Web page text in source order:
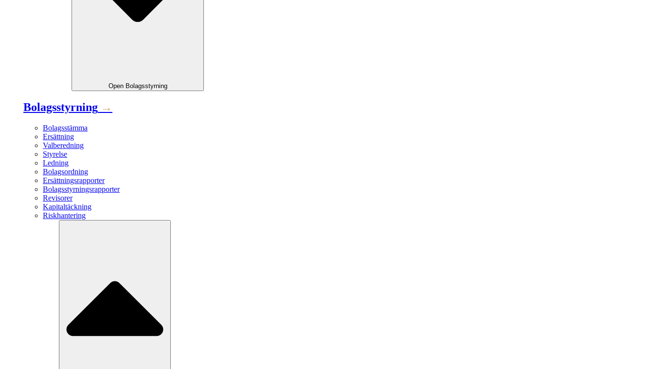
Open Bolagsstyrning
Bolagsstyrning →
Bolagsstämma
Ersättning
Valberedning
Styrelse
Ledning
Bolagsordning
Ersättningsrapporter
Bolagsstyrningsrapporter
Revisorer
Kapitaltäckning
Riskhantering